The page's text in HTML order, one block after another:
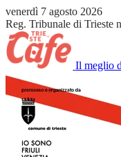
venerdì 7 agosto 2026
Reg. Tribunale di Trieste
Il meglio